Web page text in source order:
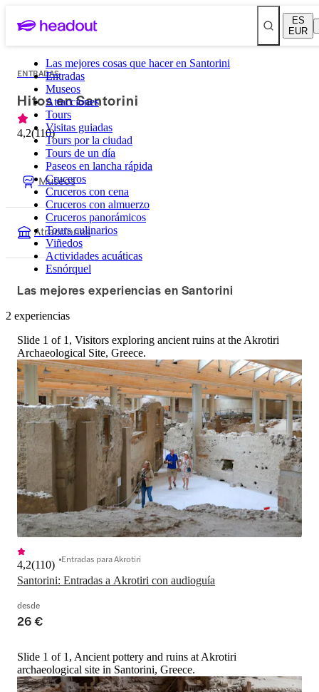
ES
EUR
Las mejores cosas que hacer en Santorini
Entradas
Museos
Atracciones
Tours
Visitas guiadas
Tours por la ciudad
Tours de un día
Paseos en lancha rápida
Cruceros
Cruceros con cena
Cruceros con almuerzo
Cruceros panorámicos
Tours culinarios
Viñedos
Actividades acuáticas
Esnórquel
ENTRADAS
Hitos en Santorini
4,2(110)
Museos
Atracciones
Las mejores experiencias en Santorini
2 experiencias
Slide 1 of 1, Visitors exploring ancient ruins at the Akrotiri
Archaeological Site, Greece.
Santorini: Entradas a Akrotiri con audioguía
4,2(110) Entradas para Akrotiri
desde
26 €
Slide 1 of 1, Ancient pottery and ruins at Akrotiri
archaeological site in Santorini, Greece.